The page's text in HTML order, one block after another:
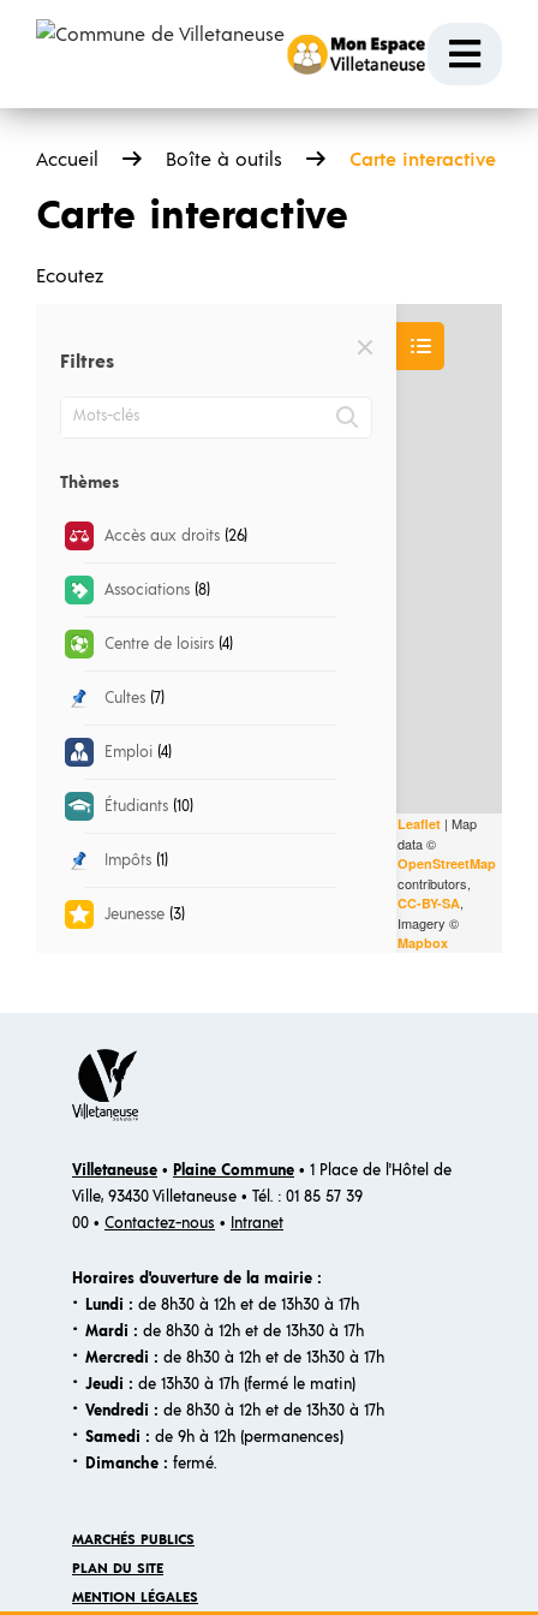
Accueil Boîte à outils Carte interactive
Carte interactive
Ecoutez
Filtres
Mots-clés
Thèmes
Accès aux droits (26)
Associations (8)
Centre de loisirs (4)
Cultes (7)
Emploi (4)
Étudiants (10)
Impôts (1)
Jeunesse (3)
Santé
Services en mairie
Services publics (22)
Solidarité
Sport(8)
Violences faites aux femmes
Leaflet | Map
data ©
OpenStreetMap
contributors,
CC-BY-SA,
Imagery ©
Mapbox
Villetaneuse • Plaine Commune • 1 Place de l'Hôtel de
Ville, 93430 Villetaneuse • Tél. : 01 85 57 39
00 • Contactez-nous • Intranet
Horaires d'ouverture de la mairie :
· Lundi : de 8h30 à 12h et de 13h30 à 17h
· Mardi : de 8h30 à 12h et de 13h30 à 17h
· Mercredi : de 8h30 à 12h et de 13h30 à 17h
· Jeudi : de 13h30 à 17h (fermé le matin)
· Vendredi : de 8h30 à 12h et de 13h30 à 17h
· Samedi : de 9h à 12h (permanences)
·​ Dimanche : fermé.
MARCHÉS PUBLICS
PLAN DU SITE
MENTION LÉGALES